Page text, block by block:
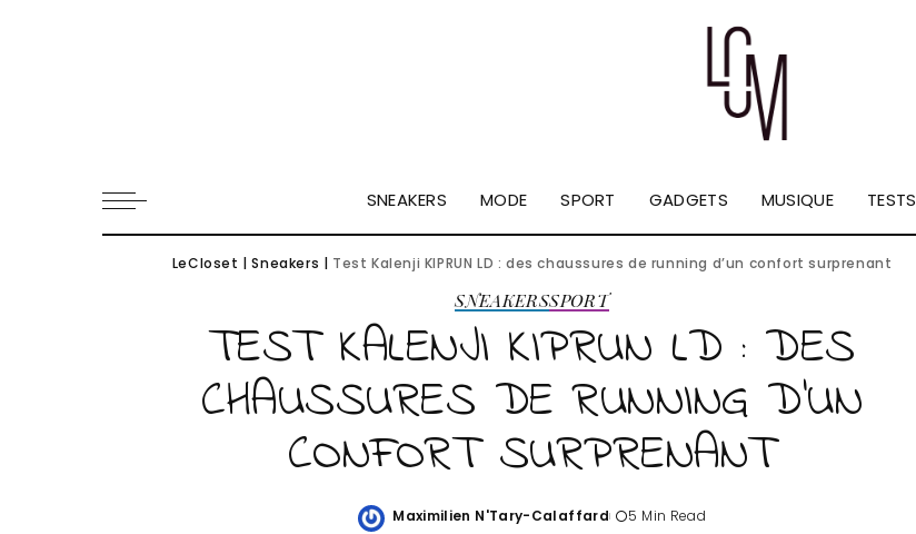
SNEAKERS MODE SPORT GADGETS MUSIQUE TESTS
LeCloset |Sneakers | Test Kalenji KIPRUN LD : des chaussures de running d’un confort surprenant
SNEAKERSSPORT
TEST KALENJI KIPRUN LD : DES
CHAUSSURES DE RUNNING D’UN
CONFORT SURPRENANT
Posted
Maximilien N'Tary-Calaffard 5 Min Read